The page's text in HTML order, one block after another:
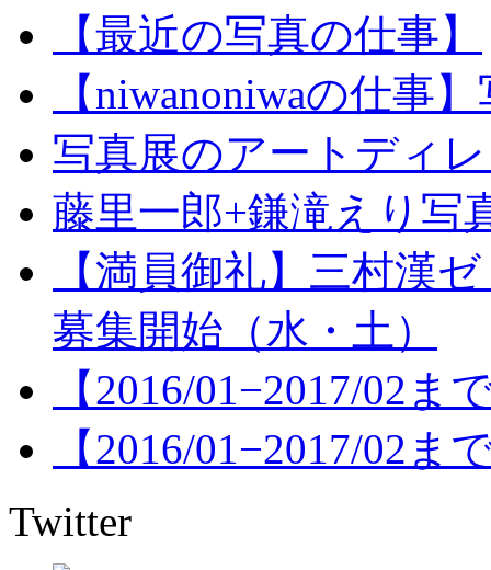
【最近の写真の仕事】
【niwanoniwaの仕事
写真展のアートディ
藤里一郎+鎌滝えり写
【満員御礼】三村漢
募集開始（水・土）
【2016/01−2017/02ま
【2016/01−2017/02ま
Twitter